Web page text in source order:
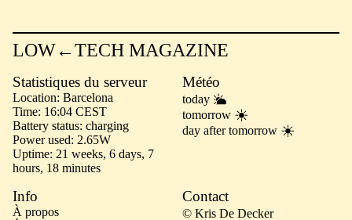
LOW←TECH MAGAZINE
Statistiques du serveur
Location Barcelona
Time 16:04 CEST
Battery status charging
Power used 2.65W
Uptime 21 weeks, 6 days, 7
hours, 18 minutes
Météo
today
tomorrow
day after tomorrow
Info
À propos
Contact
© Kris De Decker